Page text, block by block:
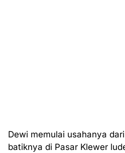
Dewi memulai usahanya
batiknya di Pasar Klewer